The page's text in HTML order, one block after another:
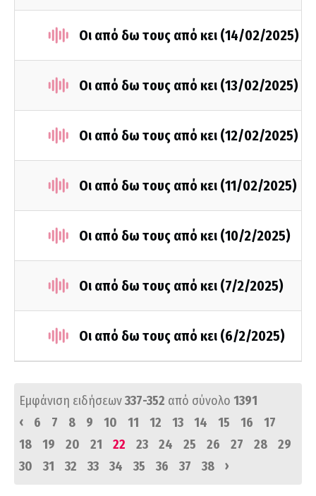
Οι από δω τους από κει (14/02/2025)
Οι από δω τους από κει (13/02/2025)
Οι από δω τους από κει (12/02/2025)
Οι από δω τους από κει (11/02/2025)
Οι από δω τους από κει (10/2/2025)
Οι από δω τους από κει (7/2/2025)
Οι από δω τους από κει (6/2/2025)
Εμφάνιση ειδήσεων337-352 από σύνολο 1391
‹
6 7 8 9 10 11 12 13 14 15 16
17
18
19 20 21 22 23 24 25 26 27 28
29
30
31 32 33 34 35 36 37 38 ›